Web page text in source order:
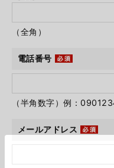
（全角）
電話番号
（半角数字）例：
メールアドレス